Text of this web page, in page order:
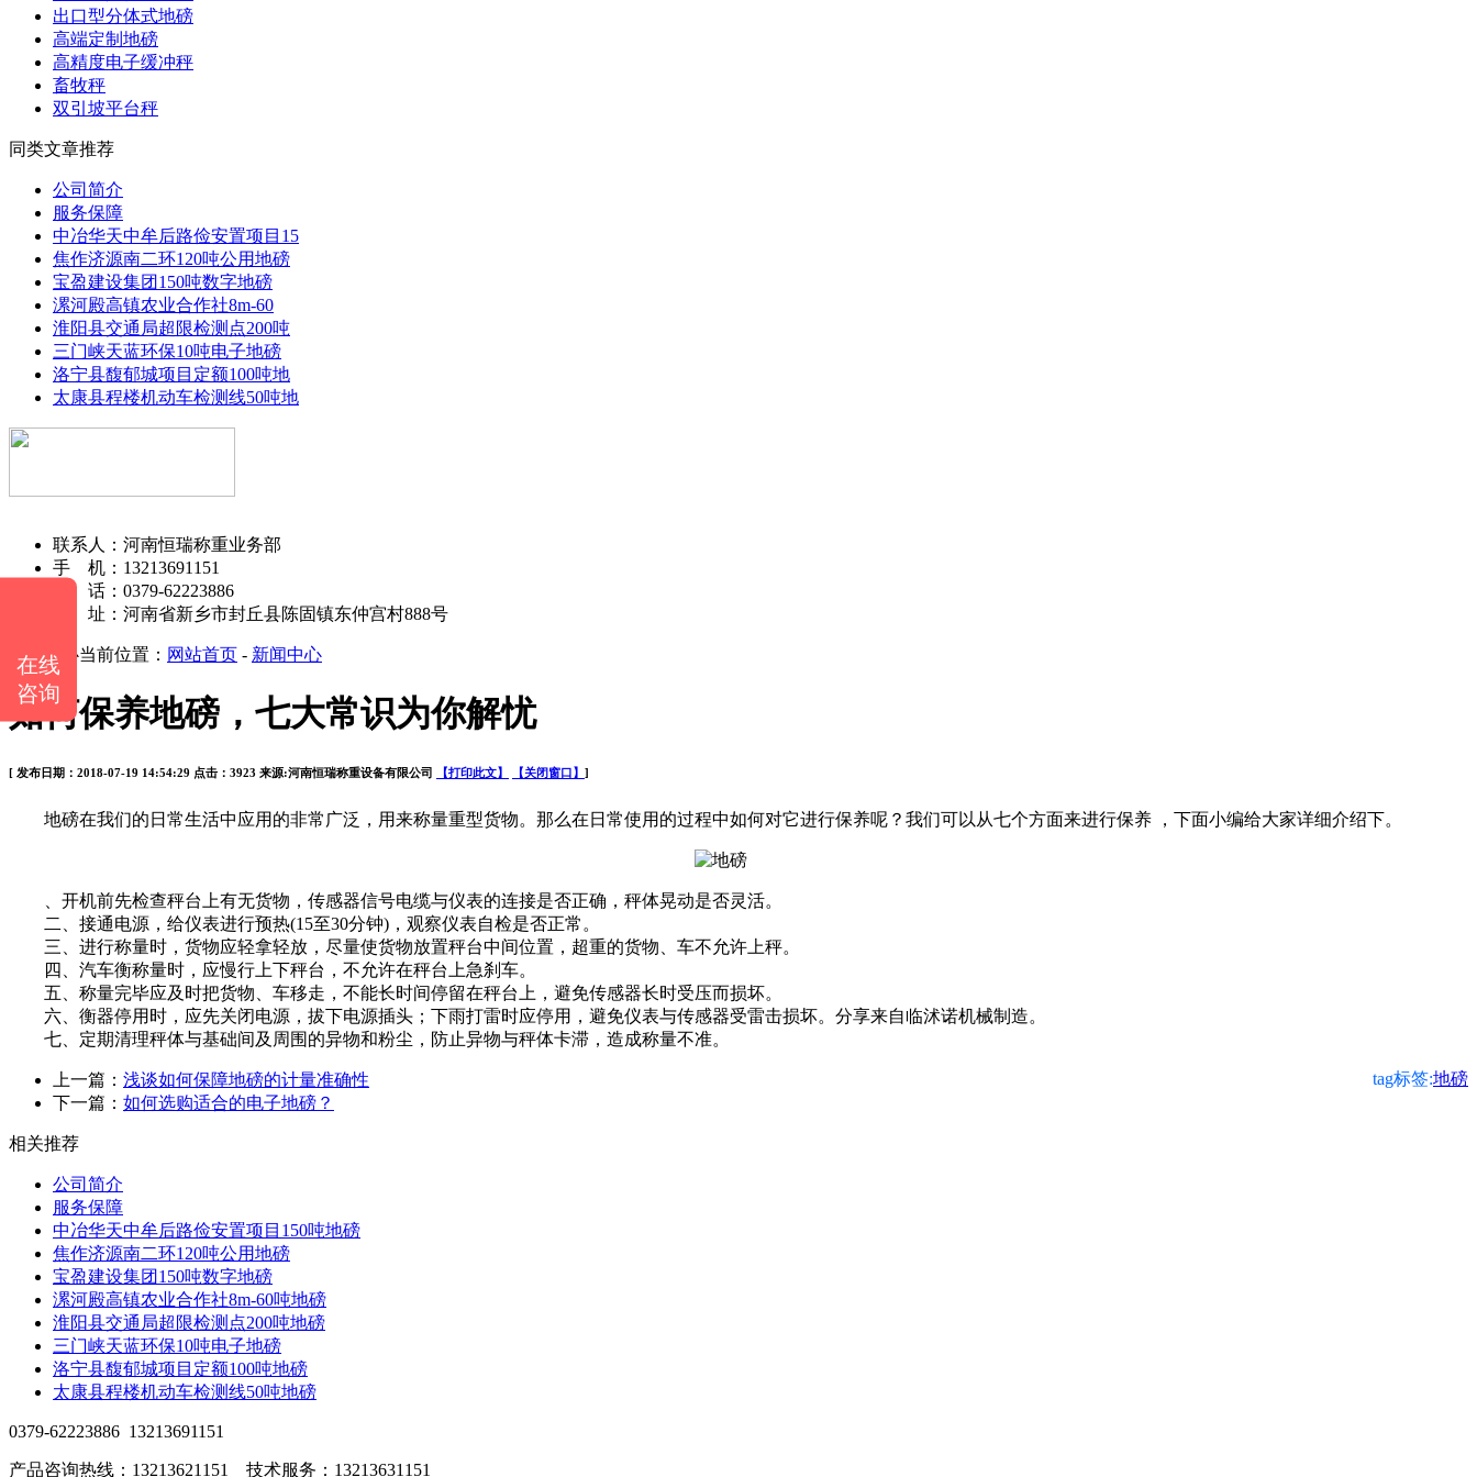
出口型分体式地磅
高端定制地磅
高精度电子缓冲秤
畜牧秤
双引坡平台秤
同类文章推荐
公司简介
服务保障
中冶华天中牟后路俭安置项目15
焦作济源南二环120吨公用地磅
宝盈建设集团150吨数字地磅
漯河殿高镇农业合作社8m-60
淮阳县交通局超限检测点200吨
三门峡天蓝环保10吨电子地磅
洛宁县馥郁城项目定额100吨地
太康县程楼机动车检测线50吨地
联系人：河南恒瑞称重业务部
手 机：13213691151
电 话：0379-62223886
地 址：河南省新乡市封丘县陈固镇东仲宫村888号
新闻中心当前位置： 网站首页 - 新闻中心
如何保养地磅，七大常识为你解忧
[ 发布日期：2018-07-19 14:54:29 点击：3923 来源:河南恒瑞称重设备有限公司 【打印此文】 【关闭窗口】 ]
地磅在我们的日常生活中应用的非常广泛，用来称量重型货物。那么在日常使用的过程中如何对它进行保养呢？我们可以从七个方面来进行保养 ，下面小编给大家详细介绍下。
、开机前先检查秤台上有无货物，传感器信号电缆与仪表的连接是否正确，秤体晃动是否灵活。
二、接通电源，给仪表进行预热(15至30分钟)，观察仪表自检是否正常。
三、进行称量时，货物应轻拿轻放，尽量使货物放置秤台中间位置，超重的货物、车不允许上秤。
四、汽车衡称量时，应慢行上下秤台，不允许在秤台上急刹车。
五、称量完毕应及时把货物、车移走，不能长时间停留在秤台上，避免传感器长时受压而损坏。
六、衡器停用时，应先关闭电源，拔下电源插头；下雨打雷时应停用，避免仪表与传感器受雷击损坏。分享来自临沭诺机械制造。
七、定期清理秤体与基础间及周围的异物和粉尘，防止异物与秤体卡滞，造成称量不准。
tag标签:地磅
上一篇： 浅谈如何保障地磅的计量准确性
下一篇： 如何选购适合的电子地磅？
相关推荐
公司简介
服务保障
中冶华天中牟后路俭安置项目150吨地磅
焦作济源南二环120吨公用地磅
宝盈建设集团150吨数字地磅
漯河殿高镇农业合作社8m-60吨地磅
淮阳县交通局超限检测点200吨地磅
三门峡天蓝环保10吨电子地磅
洛宁县馥郁城项目定额100吨地磅
太康县程楼机动车检测线50吨地磅
0379-62223886 13213691151
产品咨询热线：13213621151 技术服务：13213631151
在线
咨询